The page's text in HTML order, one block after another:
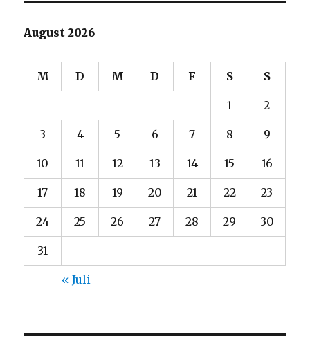
August 2026
M D M D F S S
1 2
3 4 5 6 7 8 9
10 11 12 13 14 15 16
17 18 19 20 21 22 23
24 25 26 27 28 29 30
31
« Juli